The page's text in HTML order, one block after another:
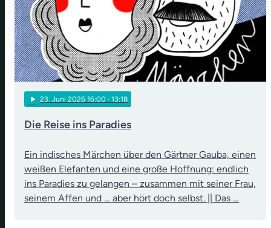
play_arrow 23. Juni 2026 16:00 · 13:18
Die Reise ins Paradies
Ein indisches Märchen über den Gärtner Gauba, einen
weißen Elefanten und eine große Hoffnung: endlich
ins Paradies zu gelangen – zusammen mit seiner Frau,
seinem Affen und … aber hört doch selbst. || Das …